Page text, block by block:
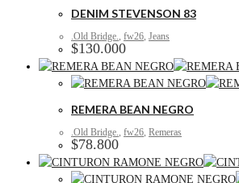
DENIM STEVENSON 83
.Old Bridge., fw26, Jeans
$130.000
REMERA BEAN NEGRO
.Old Bridge., fw26, Remeras
$78.800